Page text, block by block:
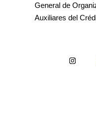
General de
Auxiliares del